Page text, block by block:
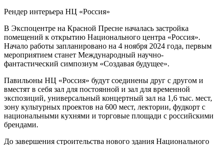
Рендер интерьера НЦ «Россия»
В Экспоцентре на Красной Пресне началась застройка
помещений к открытию Национального центра «Россия».
Начало работы запланировано на 4 ноября 2024 года, первым
мероприятием станет Международный научно-
фантастический симпозиум «Создавая будущее».
Павильоны НЦ «Россия» будут соединены друг с другом и
вместят в себя зал для постоянной и зал для временной
экспозиций, универсальный концертный зал на 1,6 тыс. мест,
зону культурных проектов на 600 мест, лектории, фудкорт с
национальными кухнями и торговые площади с российскими
брендами.
До завершения строительства нового здания Национального